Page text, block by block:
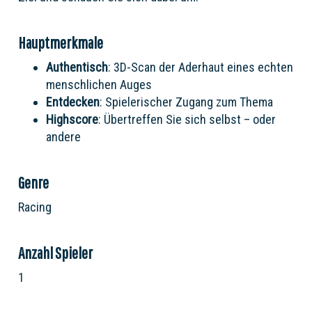
Hauptmerkmale
Authentisch: 3D-Scan der Aderhaut eines echten
menschlichen Auges
Entdecken: Spielerischer Zugang zum Thema
Highscore: Übertreffen Sie sich selbst – oder
andere
Genre
Racing
Anzahl Spieler
1